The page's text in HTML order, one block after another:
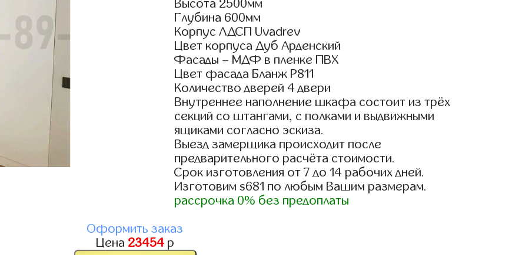
Высота 2500мм
Глубина 600мм
Корпус ЛДСП Uvadrev
Цвет корпуса Дуб Арденский
Фасады – МДФ в пленке ПВХ
Цвет фасада Бланж Р811
Количество дверей 4 двери
Внутреннее наполнение шкафа состоит из трёх
секций со штангами, с полками и выдвижными
ящиками согласно эскиза.
Выезд замерщика происходит после
предварительного расчёта стоимости.
Срок изготовления от 7 до 14 рабочих дней.
Изготовим s681 по любым Вашим размерам.
рассрочка 0% без предоплаты
Оформить заказ
Цена 23454 р